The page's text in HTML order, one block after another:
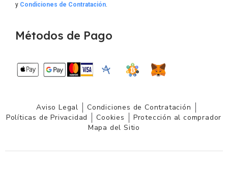
y Condiciones de Contratación.
Métodos de Pago
Aviso Legal
Condiciones de Contratación
Políticas de Privacidad
Cookies
Protección al comprador
Mapa del Sitio